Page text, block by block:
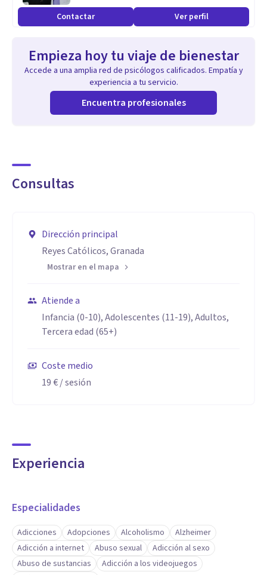
Contactar Ver perfil
Empieza hoy tu viaje de bienestar
Accede a una amplia red de psicólogos calificados. Empatía y
experiencia a tu servicio.
Encuentra profesionales
Consultas
Dirección principal
Reyes Católicos, Granada
Mostrar en el mapa
Atiende a
Infancia (0-10), Adolescentes (11-19), Adultos,
Tercera edad (65+)
Coste medio
19 €/ sesión
Experiencia
Especialidades
Adicciones Adopciones Alcoholismo
Alzheimer
Adicción a internet
Abuso sexual
Adicción al sexo
Abuso de sustancias
Adicción a los videojuegos